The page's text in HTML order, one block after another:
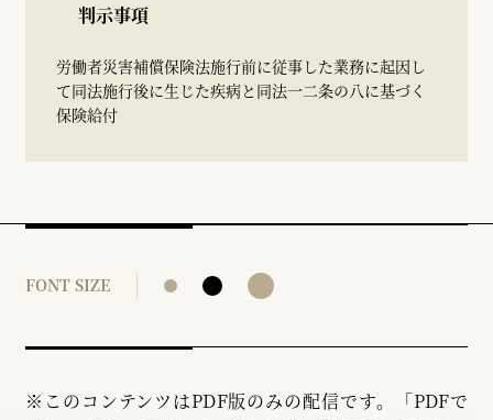
判示事項
労働者災害補償保険法施行前に従事した業務に起因し
て同法施行後に生じた疾病と同法一二条の八に基づく
保険給付
FONT SIZE
※このコンテンツはPDF版のみの配信です。「PDFで